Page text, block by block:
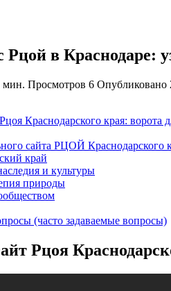
Рцой в Краснодаре:
мин. Просмотров 6 Опубликовано
Краснодарского края: ворота
сайта РЦОЙ Краснодарского
край
и культуры
природы
(часто задаваемые вопросы)
Рцоя